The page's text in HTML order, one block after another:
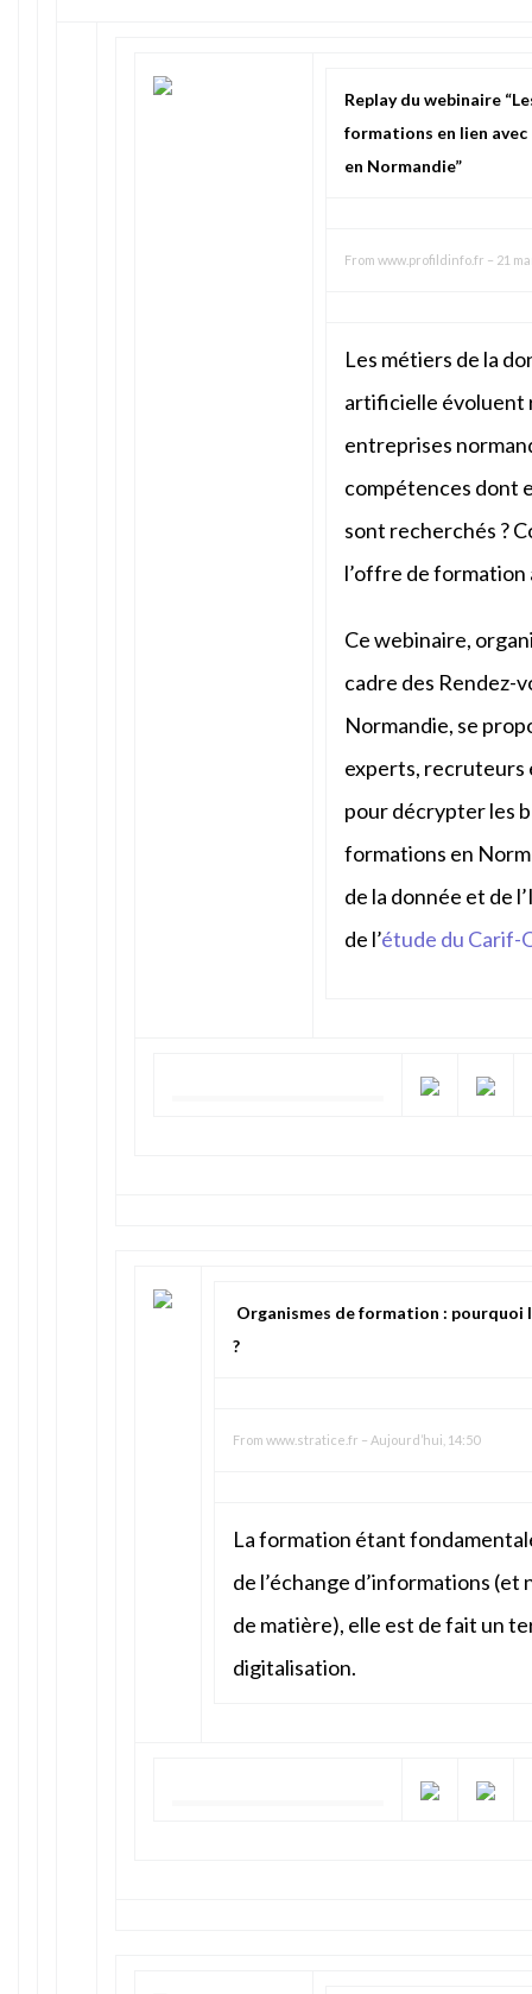
Replay du webinaire
formations en lien avec
en Normandie”
From www.profildinfo.fr – 21
Les métiers de la
artificielle évoluent
entreprises
compétences dont
sont recherchés ?
l’offre de formation
Ce webinaire,
cadre des Rendez-
Normandie, se
experts, recruteurs
pour décrypter les
formations en
de la donnée et de
de l’étude du Carif-
Organismes de formation : pourquoi
?
From www.stratice.fr – Aujourd’hui, 14:50
La formation étant
de l’échange d’informations
de matière), elle est de fait un
digitalisation.